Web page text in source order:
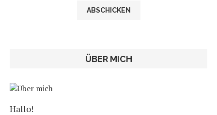
ÜBER MICH
Hallo!